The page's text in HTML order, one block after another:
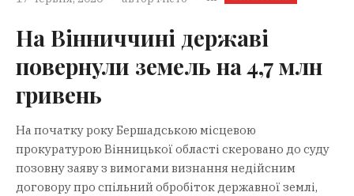
На Вінниччині державі
повернули земель на 4,7 млн
гривень
На початку року Бершадською місцевою
прокуратурою Вінницької області скеровано до суду
позовну заяву з вимогами визнання недійсним
договору про спільний обробіток державної землі,